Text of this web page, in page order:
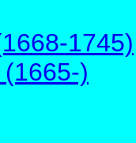
1745)
)